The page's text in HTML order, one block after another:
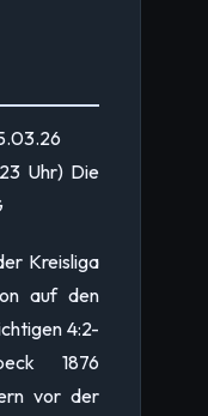
Uhr) Die
Kreisliga
auf den
4:2-
1876
vor der